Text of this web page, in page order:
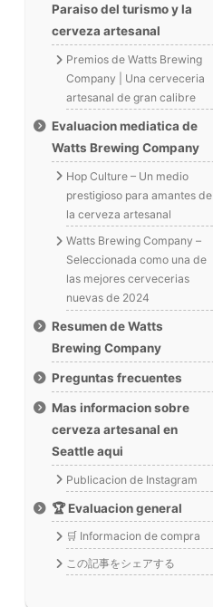
Paraiso del turismo y la
cerveza artesanal
Premios de Watts Brewing
Company | Una cerveceria
artesanal de gran calibre
Evaluacion mediatica de
Watts Brewing Company
Hop Culture – Un medio
prestigioso para amantes de
la cerveza artesanal
Watts Brewing Company –
Seleccionada como una de
las mejores cervecerias
nuevas de 2024
Resumen de Watts
Brewing Company
Preguntas frecuentes
Mas informacion sobre
cerveza artesanal en
Seattle aqui
Publicacion de Instagram
🏆 Evaluacion general
🛒 Informacion de compra
この記事をシェアする